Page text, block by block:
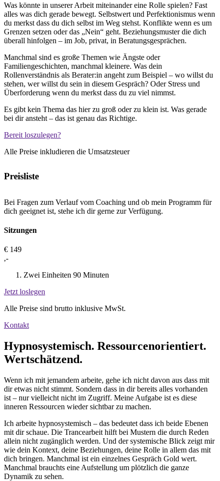
Was könnte in unserer Arbeit miteinander eine Rolle spielen? Fast
alles was dich gerade bewegt. Selbstwert und Perfektionismus wenn
du merkst dass du dich selbst im Weg stehst. Konflikte wenn es um
Grenzen setzen oder das „Nein“ geht. Beziehungsmuster die dich
überall hinfolgen – im Job, privat, in Beratungsgesprächen.
Manchmal sind es große Themen wie Ängste oder
Familiengeschichten, manchmal kleinere. Was dein
Rollenverständnis als Berater:in angeht zum Beispiel – wo willst du
stehen, wer willst du sein in diesem Gespräch? Oder Stress und
Überforderung wenn du merkst dass du zu viel nimmst.
Es gibt kein Thema das hier zu groß oder zu klein ist. Was gerade
bei dir ansteht – das ist genau das Richtige.
Bereit loszulegen?
Alle Preise inkludieren die Umsatzsteuer
Preisliste
Bei Fragen zum Verlauf vom Coaching und ob mein Programm für
dich geeignet ist, stehe ich dir gerne zur Verfügung.
Sitzungen
€ 149
,-
Zwei Einheiten 90 Minuten
Jetzt loslegen
Alle Preise sind brutto inklusive MwSt.
Kontakt
Hypnosystemisch. Ressourcenorientiert.
Wertschätzend.
Wenn ich mit jemandem arbeite, gehe ich nicht davon aus dass mit
dir etwas nicht stimmt. Sondern dass in dir bereits alles vorhanden
ist – nur vielleicht nicht im Zugriff. Meine Aufgabe ist es diese
inneren Ressourcen wieder sichtbar zu machen.
Ich arbeite hypnosystemisch – das bedeutet dass ich beide Ebenen
mit dir schaue. Die Trancearbeit hilft bei Mustern die durch Reden
allein nicht zugänglich werden. Und der systemische Blick zeigt mir
wie dein Kontext, deine Beziehungen, deine Rolle in allem das mit
dich bringen. Manchmal ist ein einzelnes Gespräch Gold wert.
Manchmal brauchts eine Aufstellung um plötzlich die ganze
Dynamik zu sehen.